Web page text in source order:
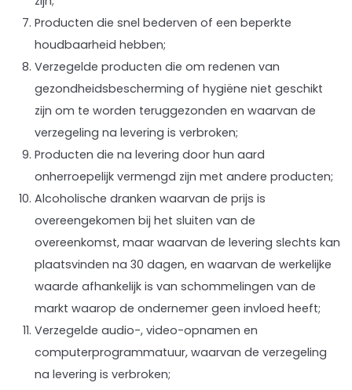
Producten die snel bederven of een beperkte
houdbaarheid hebben;
Verzegelde producten die om redenen van
gezondheidsbescherming of hygiëne niet geschikt
zijn om te worden teruggezonden en waarvan de
verzegeling na levering is verbroken;
Producten die na levering door hun aard
onherroepelijk vermengd zijn met andere producten;
Alcoholische dranken waarvan de prijs is
overeengekomen bij het sluiten van de
overeenkomst, maar waarvan de levering slechts kan
plaatsvinden na 30 dagen, en waarvan de werkelijke
waarde afhankelijk is van schommelingen van de
markt waarop de ondernemer geen invloed heeft;
Verzegelde audio-, video-opnamen en
computerprogrammatuur, waarvan de verzegeling
na levering is verbroken;